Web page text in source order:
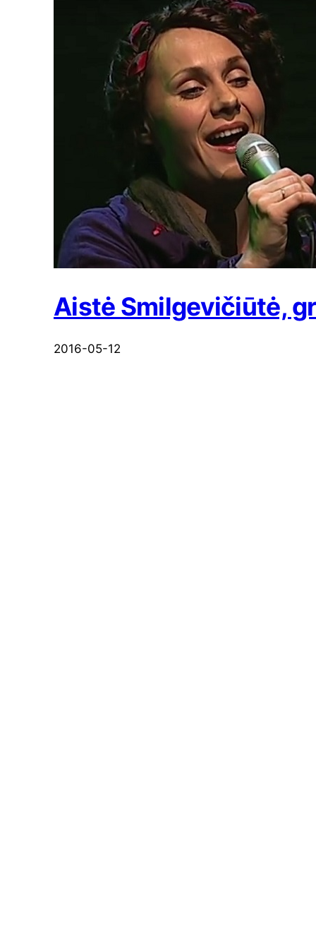
Aistė Smilgevičiūtė,
2016-05-12